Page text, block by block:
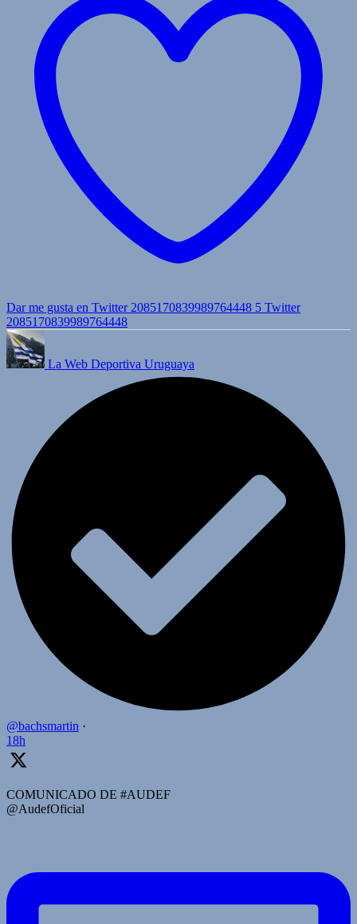
Dar me gusta en Twitter 2085170839989764448 5 Twitter
2085170839989764448
La Web Deportiva Uruguaya
@bachsmartin ·
18h
COMUNICADO DE #AUDEF
@AudefOficial